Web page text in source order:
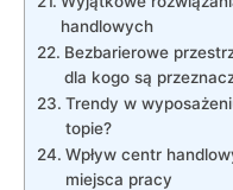
handlowych
Bezbarierowe
dla kogo są
Trendy w
topie?
Wpływ centr
miejsca ‌pracy